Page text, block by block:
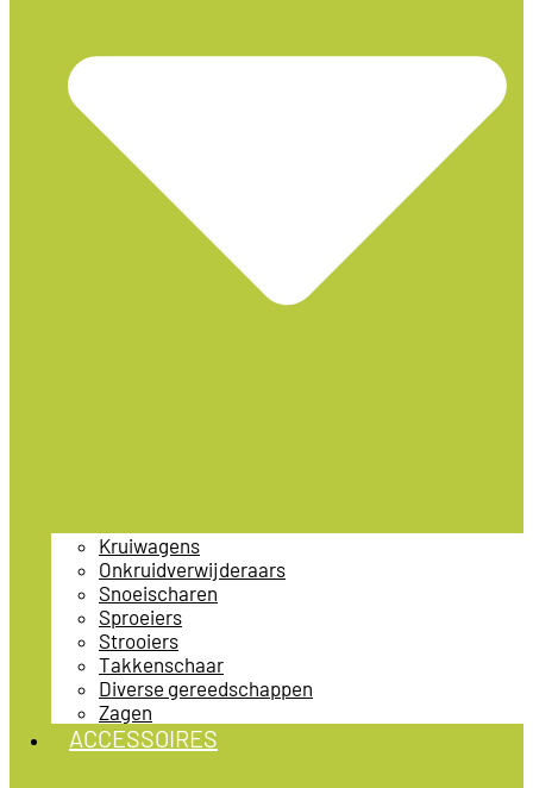
Kruiwagens
Onkruidverwijderaars
Snoeischaren
Sproeiers
Strooiers
Takkenschaar
Diverse gereedschappen
Zagen
ACCESSOIRES